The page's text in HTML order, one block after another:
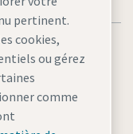
pertinent.
cookies,
ou gérez
comme